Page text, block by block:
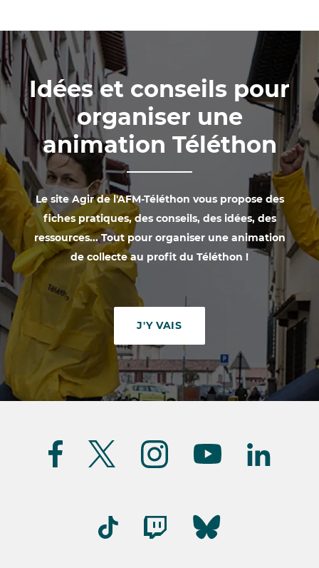
Idées et conseils pour
organiser une
animation Téléthon
Le site Agir de l'AFM-Téléthon vous propose des
fiches pratiques, des conseils, des idées, des
ressources... Tout pour organiser une animation
de collecte au profit du Téléthon !
J'Y VAIS